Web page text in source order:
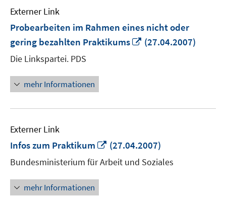
Externer Link
Probearbeiten im Rahmen eines nicht oder
gering bezahlten Praktikums
In
(27.04.2007)
Die Linkspartei. PDS
mehr Informationen
Externer Link
Infos zum Praktikum
In
neuem
Fenster
(27.04.2007)
Bundesministerium für Arbeit und Soziales
mehr Informationen